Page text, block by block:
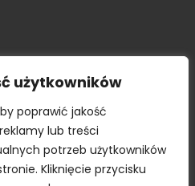
użytkowników
poprawić jakość
lub treści
potrzeb użytkowników
Kliknięcie przycisku
oferty i nie tylko.